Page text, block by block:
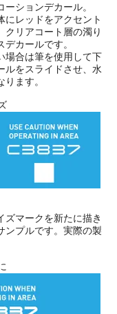
ションデカール。
にレッドをアクセント
クリアコート層の濁り
カールです。
場合は筆を使用して下
ルをスライドさせ、水
ます。
ズマークを新たに描き
ンプルです。実際の製